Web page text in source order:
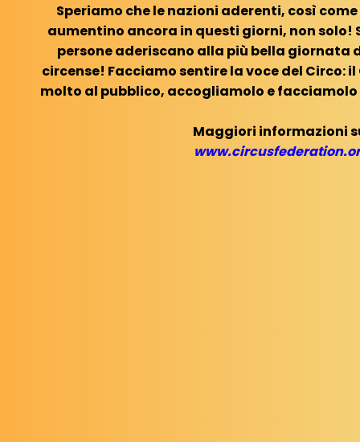
Speriamo che le nazioni aderenti, così
aumentino ancora in questi giorni, non solo!
persone aderiscano alla più bella giornata
circense! Facciamo sentire la voce del Circo:
molto al pubblico, accogliamolo e
Maggiori informazioni